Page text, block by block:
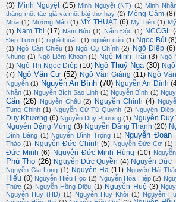
(3) Minh Nguyệt (15) Minh Nguyệt (NT) (1) Minh
tháng một tác giả và một bài thơ hay (2) Mộng Cầm (8)
Mưa (1) Mường Mán (1) MỸ THUẬT (6) My Tiên (1)
(1) Nam Thi (17) Năm Bửu (1) Nấm Độc (1) NCCGL
Đẹp Tươi (1) nghệ thuật. (1) nghiên cứu (1) Ngọc Bút
(1) Ngô Càn Chiểu (1) Ngô Cự Chính (2) Ngô Diệp (6)
Nhung (1) Ngô Liêm Khoan (1) Ngô Minh Trãi (3) Ngô
(1) Ngô Thị Ngọc Diệp (10) Ngô Thuý Nga (30)
(7) Ngô Văn Cư (52) Ngô Văn Giảng (11) Ngô
Nguyễn (1) Nguyễn An Bình (70) Nguyễn An Đình
Nhân (1) Nguyễn Bích Sao Linh (1) Nguyễn Bình (1)
Cẩn (26) Nguyễn Châu (2) Nguyễn Chinh (4)
Tùng Chinh (1) Nguyễn Cử Tú Quỳnh (2) Nguyên Diệp
Duy Khương (6) Nguyễn Duy Phương (1) Nguyễn Duy
Nguyễn Đặng Mừng (3) Nguyễn Đăng Thanh (20)
Đình Bảng (1) Nguyễn Đình Trọng (1) Nguyễn Đoan
Thảo (1) Nguyễn Đức Chính (5) Nguyễn Đức Cơ (1)
Đức Minh (6) Nguyễn Đức Minh Hùng (10)
Phú Thọ (26) Nguyễn Đức Quyền (4) Nguyễn Đức
Nguyễn Gia Long (1) Nguyên Hạ (11) Nguyễn Hải
Hiếu (8) Nguyễn Hiếu Học (2) Nguyễn Hòa Hiệp (2)
Thức (2) Nguyễn Hồng Diệu (1) Nguyễn Huệ (3)
Nguyễn Huy (HD) (1) Nguyễn Huy Khôi (1) Nguyễn